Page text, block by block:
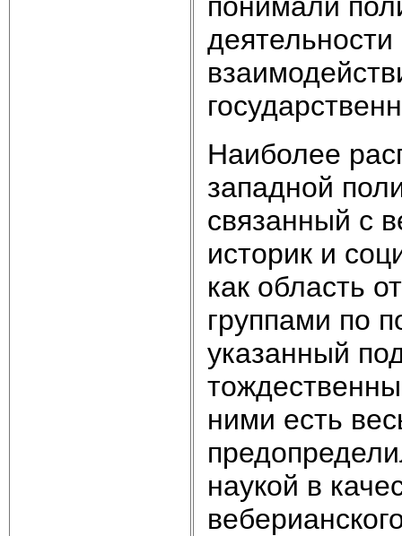
деятельности
Наиболее
западной
связанный с
историк и
как область
группами по
указанный
ними есть
наукой в